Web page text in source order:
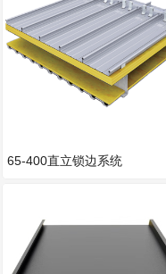
65-400直立锁边系统